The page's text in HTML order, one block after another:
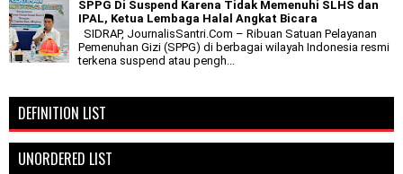
SPPG Di Suspend Karena Tidak Memenuhi SLHS dan
IPAL, Ketua Lembaga Halal Angkat Bicara
SIDRAP, JournalisSantri.Com – Ribuan Satuan Pelayanan
Pemenuhan Gizi (SPPG) di berbagai wilayah Indonesia resmi
terkena suspend atau pengh...
DEFINITION LIST
UNORDERED LIST